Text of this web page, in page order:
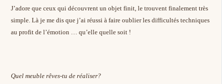
J’adore que ceux qui découvrent un objet finit, le trouvent finalement très
simple. Là je me dis que j’ai réussi à faire oublier les difficultés techniques
au profit de l’émotion … qu’elle quelle soit !
Quel meuble rêves-tu de réaliser?